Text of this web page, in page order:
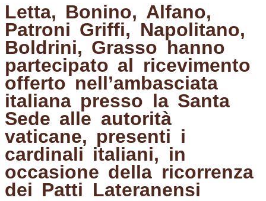
Letta, Bonino, Alfano,
Patroni Griffi, Napolitano,
Boldrini, Grasso hanno
partecipato al ricevimento
offerto nell’ambasciata
italiana presso la Santa
Sede alle autorità
vaticane, presenti i
cardinali italiani, in
occasione della ricorrenza
dei Patti Lateranensi